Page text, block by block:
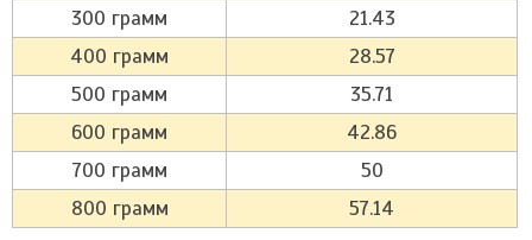
300 грамм
21.43
400 грамм
28.57
500 грамм
35.71
600 грамм
42.86
700 грамм
50
800 грамм
57.14